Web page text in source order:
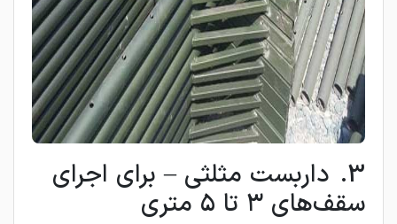
3. داربست مثلثی – برای اجرای
سقف‌های ۳ تا ۵ متری